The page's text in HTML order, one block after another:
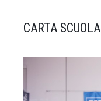
CARTA SCUOLA